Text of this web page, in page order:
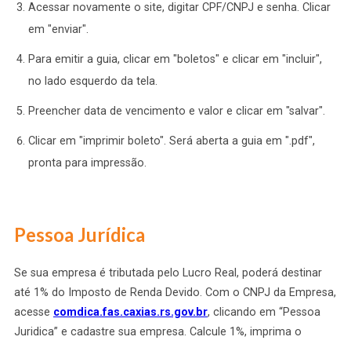
Acessar novamente o site, digitar CPF/CNPJ e senha. Clicar
em "enviar".
Para emitir a guia, clicar em "boletos" e clicar em "incluir",
no lado esquerdo da tela.
Preencher data de vencimento e valor e clicar em "salvar".
Clicar em "imprimir boleto". Será aberta a guia em ".pdf",
pronta para impressão.
Pessoa Jurídica
Se sua empresa é tributada pelo Lucro Real, poderá destinar
até 1% do Imposto de Renda Devido. Com o CNPJ da Empresa,
acesse comdica.fas.caxias.rs.gov.br, clicando em “Pessoa
Juridica” e cadastre sua empresa. Calcule 1%, imprima o